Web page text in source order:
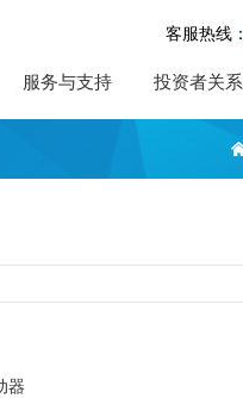
客服热线：
服务与支持 投资者关系
器